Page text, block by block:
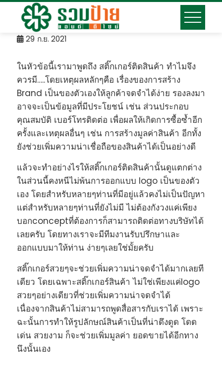
Skip
content
29 ก.ย. 2021
ในหัวข้อนี้เรามาพูดถึง สติ๊กเกอร์ติดสินค้า ทำไมจึง
ควรมี…..โดยเหตุผลหลักๆคือ เรื่องของการสร้าง
Brand เป็นของตัวเองให้ลูกค้าจดจำได้ง่าย รองลงมา
อาจจะเป็นข้อมูลที่มีประโยชน์ เช่น ส่วนประกอบ
คุณสมบัติ เบอร์โทรติดต่อ เพื่อผลให้เกิดการซื้อซ้ำอีก
ครั้งและเหตุผลอื่นๆ เช่น การสร้างมูลค่าสินค้า อีกทั้ง
ยังช่วยเพิ่มความน่าเชื่อถือของสินค้าได้เป็นอย่างดี
แล้วจะทำอย่างไรให้สติ๊กเกอร์ติดสินค้านั้นดูแตกต่าง
ในส่วนนี้คงหนีไม่พ้นการออกแบบ logo เป็นของตัว
เอง โดยสำหรับหลายๆท่านที่มีอยู่แล้วคงไม่เป็นปัญหา
แต่สำหรับหลายๆท่านที่ยังไม่มี ไม่ต้องกังวงแค่เพียง
บอกconceptที่ต้องการก็สามารถติดต่อทางบริษัทได้
เลยครับ โดยทางเราจะมีทีมงานรับปรึกษาและ
ออกแบบมาให้ท่าน ง่ายๆเลยใช่มั้ยครับ
สติ๊กเกอร์สวยๆจะช่วยเพิ่มความน่าจดจำได้มากเลยที
เดียว โดยเฉพาะสติ๊กเกอร์สินค้า ไม่ใช่เพียงแค่logo
สวยๆอย่างเดียวที่ช่วยเพิ่มความน่าจดจำได้
เนื่องจากสินค้าไม่สามารถพูดสื่อสารกับเราได้ เพราะ
ฉะนั้นการทำให้รูปลักษณ์สินค้าเป็นที่น่าดึงดูด โดด
เด่น สวยงาม ก็จะช่วยเพิ่มมูลค่า ยอดขายได้อีกทาง
นึงนั้นเอง